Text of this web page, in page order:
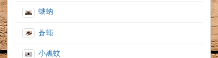
蛾蚋
蒼蠅
小黑蚊